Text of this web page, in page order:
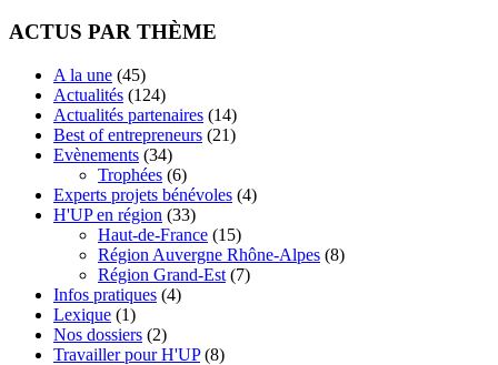
ACTUS PAR THÈME
A la une (45)
Actualités (124)
Actualités partenaires (14)
Best of entrepreneurs (21)
Evènements (34)
Trophées (6)
Experts projets bénévoles (4)
H'UP en région (33)
Haut-de-France (15)
Région Auvergne Rhône-Alpes (8)
Région Grand-Est (7)
Infos pratiques (4)
Lexique (1)
Nos dossiers (2)
Travailler pour H'UP(8)